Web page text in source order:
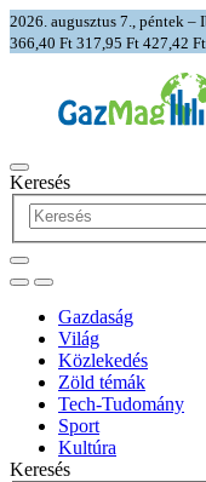
2026. augusztus 7., péntek –
366,40 Ft 317,95 Ft 427,42 Ft
Keresés
Gazdaság
Világ
Közlekedés
Zöld témák
Tech-Tudomány
Sport
Kultúra
Keresés